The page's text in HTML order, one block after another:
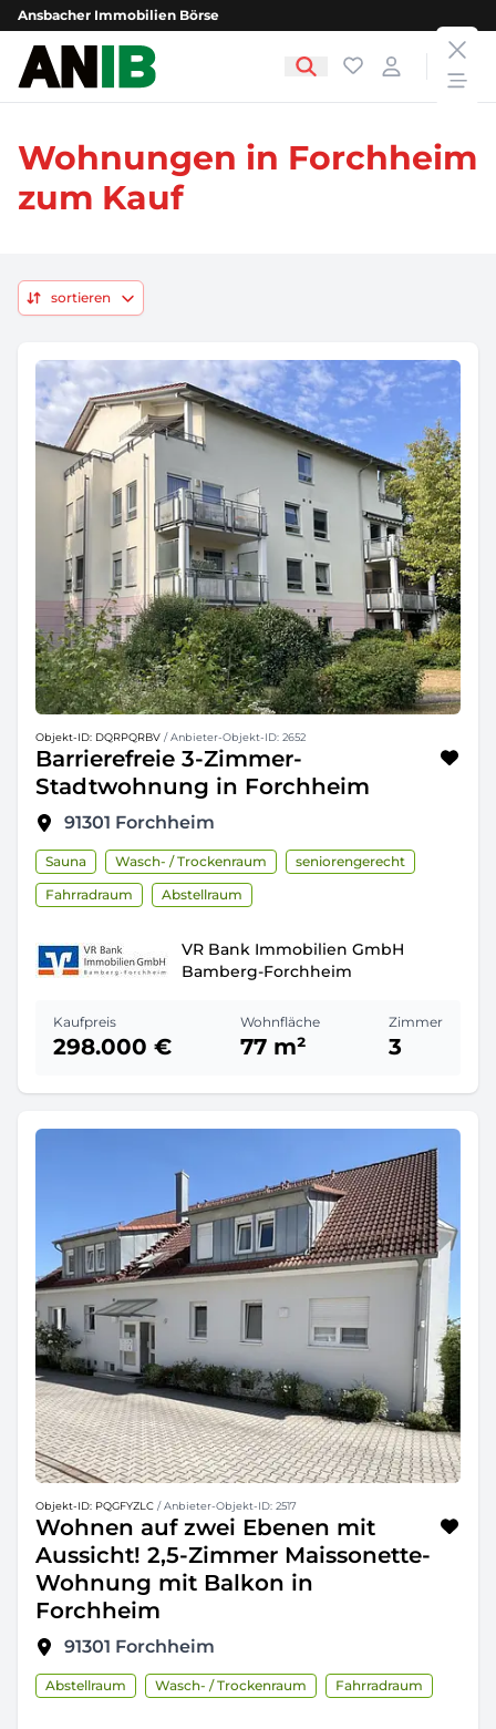
Ansbacher Immobilien Börse
Ansbacher Immobilien Börse Favoriten
Login
Wohnungen in Forchheim
zum Kauf
sortieren
Objekt-ID: DQRPQRBV / Anbieter-Objekt-ID: 2652
Barrierefreie 3-Zimmer-
Stadtwohnung in Forchheim
91301 Forchheim
Sauna Wasch- / Trockenraum
seniorengerecht
Fahrradraum
Abstellraum
VR Bank Immobilien GmbH
Bamberg-Forchheim
Kaufpreis
298.000 €
Wohnfläche
77 m²
Zimmer
3
Objekt-ID: PQGFYZLC / Anbieter-Objekt-ID: 2517
Wohnen auf zwei Ebenen mit
Aussicht! 2,5-Zimmer Maissonette-
Wohnung mit Balkon in
Forchheim
91301 Forchheim
Abstellraum Wasch- / Trockenraum Fahrradraum